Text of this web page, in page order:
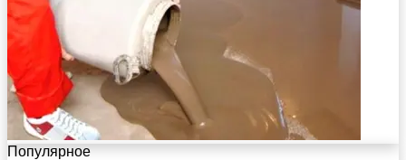
Популярное